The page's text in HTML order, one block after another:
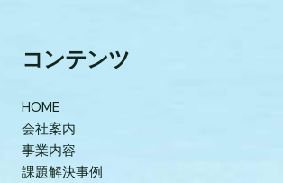
コンテンツ
HOME
会社案内
事業内容
課題解決事例